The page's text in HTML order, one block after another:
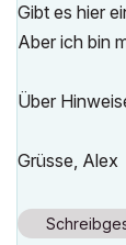
Gibt es hier
Aber ich bin
Über
Grüsse, Alex